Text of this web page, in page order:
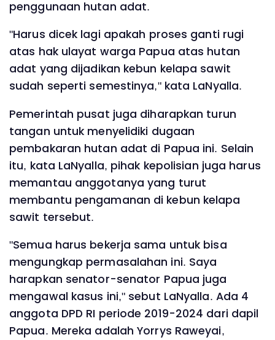
penggunaan hutan adat.
"Harus dicek lagi apakah proses ganti rugi
atas hak ulayat warga Papua atas hutan
adat yang dijadikan kebun kelapa sawit
sudah seperti semestinya," kata LaNyalla.
Pemerintah pusat juga diharapkan turun
tangan untuk menyelidiki dugaan
pembakaran hutan adat di Papua ini. Selain
itu, kata LaNyalla, pihak kepolisian juga harus
memantau anggotanya yang turut
membantu pengamanan di kebun kelapa
sawit tersebut.
"Semua harus bekerja sama untuk bisa
mengungkap permasalahan ini. Saya
harapkan senator-senator Papua juga
mengawal kasus ini," sebut LaNyalla. Ada 4
anggota DPD RI periode 2019-2024 dari dapil
Papua. Mereka adalah Yorrys Raweyai,